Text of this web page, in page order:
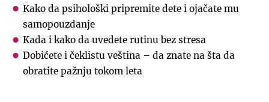
Kako da psihološki pripremite dete i ojačate mu
samopouzdanje
Kada i kako da uvedete rutinu bez stresa
Dobićete i čeklistu veština – da znate na šta da
obratite pažnju tokom leta